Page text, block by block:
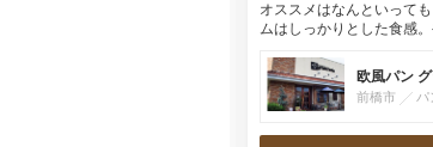
オススメはなんといって
ムはしっかりとした食感。
欧風パン
前橋市 パ